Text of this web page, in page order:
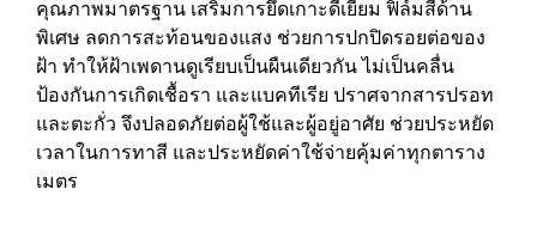
คุณภาพมาตรฐาน เสริมการยึดเกาะดีเยี่ยม ฟิล์มสีด้าน
พิเศษ ลดการสะท้อนของแสง ช่วยการปกปิดรอยต่อของ
ฝ้า ทำให้ฝ้าเพดานดูเรียบเป็นผืนเดียวกัน ไม่เป็นคลื่น
ป้องกันการเกิดเชื้อรา และแบคทีเรีย ปราศจากสารปรอท
และตะกั่ว จึงปลอดภัยต่อผู้ใช้และผู้อยู่อาศัย ช่วยประหยัด
เวลาในการทาสี และประหยัดค่าใช้จ่ายคุ้มค่าทุกตาราง
เมตร